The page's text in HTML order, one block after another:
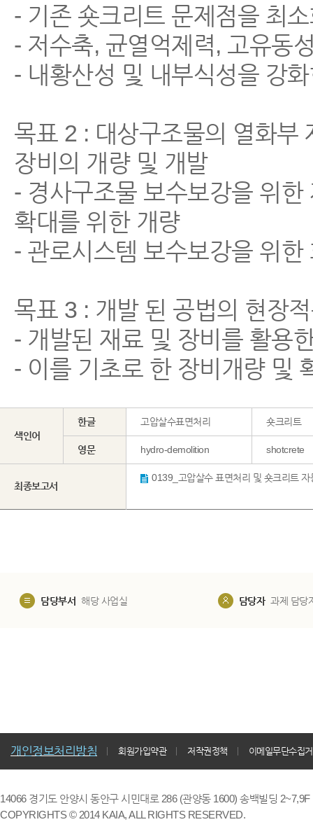
- 기존 숏크리트 문제점을 최
- 저수축, 균열억제력, 고유동
- 내황산성 및 내부식성을 강
목표 2 : 대상구조물의 열화부
장비의 개량 및 개발
- 경사구조물 보수보강을 위
확대를 위한 개량
- 관로시스템 보수보강을 위
목표 3 : 개발 된 공법의 현장
- 개발된 재료 및 장비를 활용
- 이를 기초로 한 장비개량 및
색인어
한글 고압살수표면처리 숏크리트
영문 hydro-demolition shotcrete
최종보고서
담당부서 해당 사업실 담당자 과제 담당
개인정보처리방침 회원가입약관 저작권정책 이메일무단수집
14066 경기도 안양시 동안구 시민대로 286 (관양동 1600) 송백빌딩
COPYRIGHTS © 2014 KAIA, ALL RIGHTS RESERVED.